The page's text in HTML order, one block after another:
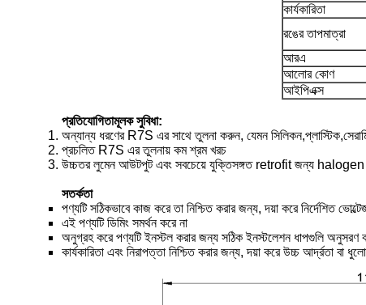
কার্যকারিতা
রঙের তাপমাত্রা
আরএ
আলোর কোণ
আইপিএক্স
প্রতিযোগিতামূলক সুবিধা:
অন্যান্য ধরণের R7S এর সাথে তুলনা করুন, যেমন
প্রচলিত R7S এর তুলনায় কম শ্রম খরচ
উচ্চতর লুমেন আউটপুট এবং সবচেয়ে যুক্তিসঙ্গত retrofit জন্য halogen
সতর্কতা
পণ্যটি সঠিকভাবে কাজ করে তা নিশ্চিত করার জন্য, দয়া করে নির্দেশিত
এই পণ্যটি ডিমিং সমর্থন করে না
অনুগ্রহ করে পণ্যটি ইনস্টল করার জন্য সঠিক ইনস্টলেশন ধাপগুলি অনুসরণ
কার্যকারিতা এবং নিরাপত্তা নিশ্চিত করার জন্য, দয়া করে উচ্চ আর্দ্রতা বা